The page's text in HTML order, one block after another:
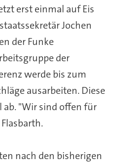
erst einmal auf Eis
Jochen
der Funke
der
werde bis zum
ausarbeiten. Diese
"Wir sind offen für
nach den bisherigen